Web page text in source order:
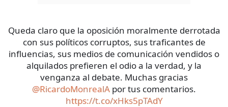
Queda claro que la oposición moralmente derrotada
con sus políticos corruptos, sus traficantes de
influencias, sus medios de comunicación vendidos o
alquilados prefieren el odio a la verdad, y la
venganza al debate. Muchas gracias
@RicardoMonrealA por tus comentarios.
https://t.co/xHks5pTAdY